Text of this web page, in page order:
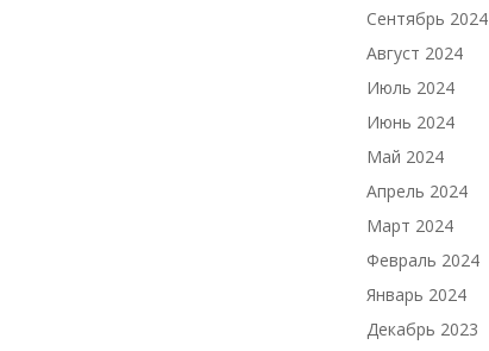
Сентябрь 2024
Август 2024
Июль 2024
Июнь 2024
Май 2024
Апрель 2024
Март 2024
Февраль 2024
Январь 2024
Декабрь 2023